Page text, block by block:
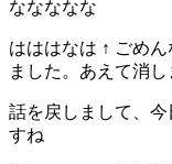
ななななな
はははなは ↑ ごめ
ました。あえて消し
話を戻しまして、
すね